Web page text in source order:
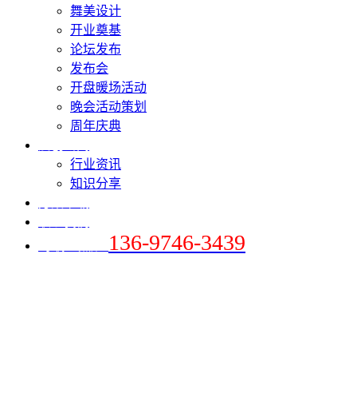
舞美设计
开业奠基
论坛发布
发布会
开盘暖场活动
晚会活动策划
周年庆典
行业资讯
知识分享
136-9746-3439